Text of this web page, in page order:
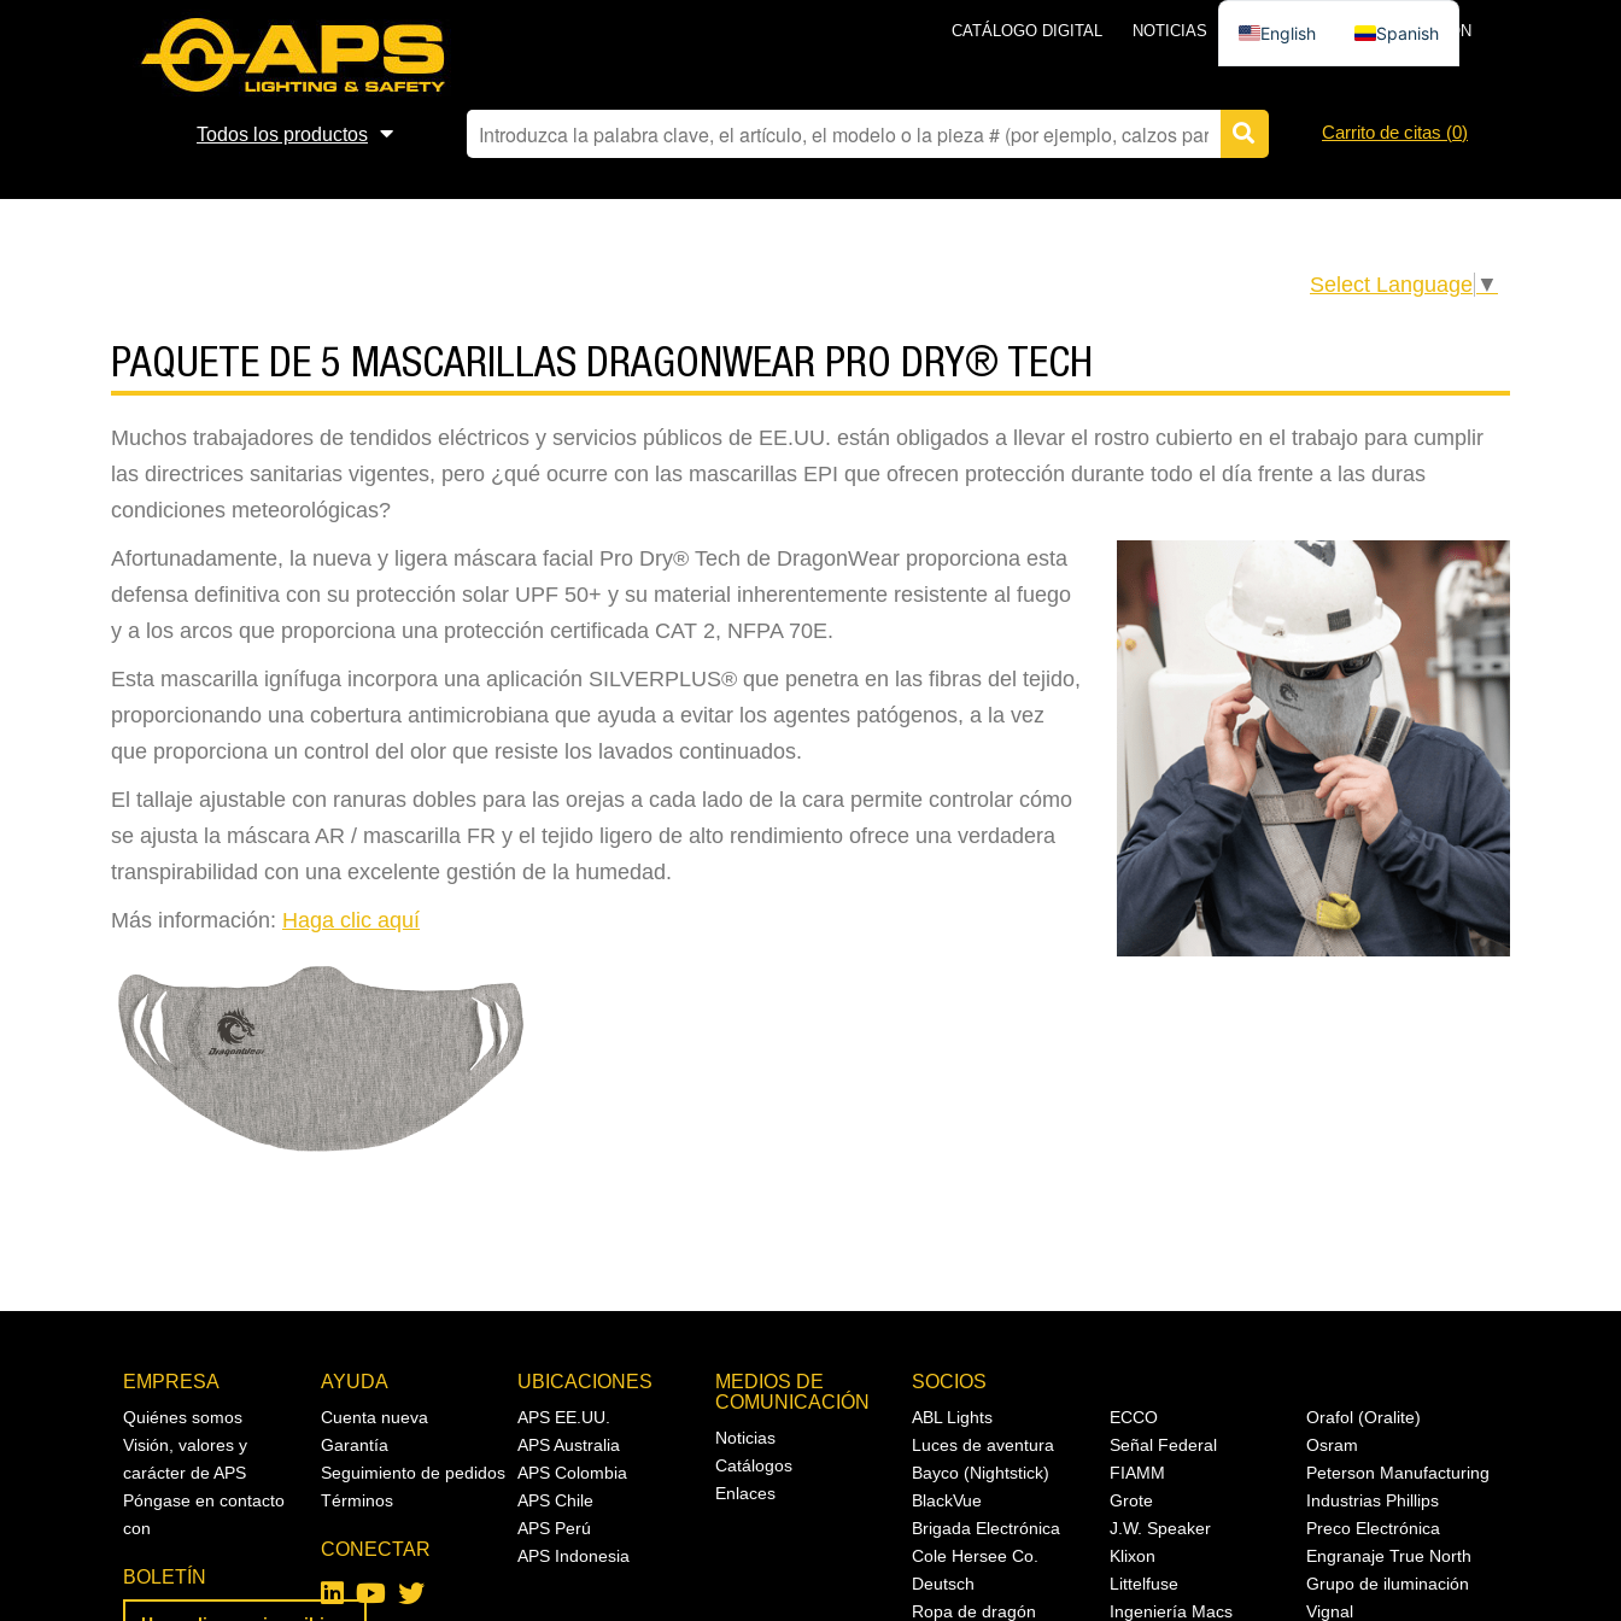
CATÁLOGO DIGITAL NOTICIAS PÓNGASE EN CONTACTO CON
Todos los productos Carrito de citas (0)
Select Language ▼
PAQUETE DE 5 MASCARILLAS DRAGONWEAR PRO DRY® TECH
Muchos trabajadores de tendidos eléctricos y servicios públicos de EE.UU. están obligados a llevar el rostro cubierto en el trabajo para cumplir
las directrices sanitarias vigentes, pero ¿qué ocurre con las mascarillas EPI que ofrecen protección durante todo el día frente a las duras
condiciones meteorológicas?
Afortunadamente, la nueva y ligera máscara facial Pro Dry® Tech de DragonWear proporciona esta
defensa definitiva con su protección solar UPF 50+ y su material inherentemente resistente al fuego
y a los arcos que proporciona una protección certificada CAT 2, NFPA 70E.
Esta mascarilla ignífuga incorpora una aplicación SILVERPLUS® que penetra en las fibras del tejido,
proporcionando una cobertura antimicrobiana que ayuda a evitar los agentes patógenos, a la vez
que proporciona un control del olor que resiste los lavados continuados.
El tallaje ajustable con ranuras dobles para las orejas a cada lado de la cara permite controlar cómo
se ajusta la máscara AR / mascarilla FR y el tejido ligero de alto rendimiento ofrece una verdadera
transpirabilidad con una excelente gestión de la humedad.
Más información: Haga clic aquí
EMPRESA
Quiénes somos
Visión, valores y
carácter de APS
Póngase en contacto
con
BOLETÍN
AYUDA
Cuenta nueva
Garantía
Seguimiento de pedidos
Términos
CONECTAR
UBICACIONES
APS EE.UU.
APS Australia
APS Colombia
APS Chile
APS Perú
APS Indonesia
MEDIOS DE
COMUNICACIÓN
Noticias
Catálogos
Enlaces
SOCIOS
ABL Lights
Luces de aventura
Bayco (Nightstick)
BlackVue
Brigada Electrónica
Cole Hersee Co.
Deutsch
Ropa de dragón
ECCO
Señal Federal
FIAMM
Grote
J.W. Speaker
Klixon
Littelfuse
Ingeniería Macs
Orafol (Oralite)
Osram
Peterson Manufacturing
Industrias Phillips
Preco Electrónica
Engranaje True North
Grupo de iluminación
Vignal
English Spanish